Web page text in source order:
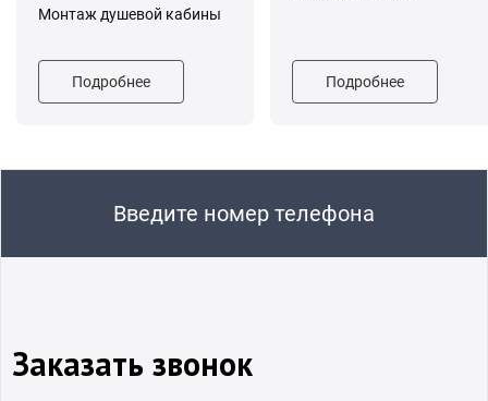
Монтаж душевой кабины
Подробнее Подробнее
Введите номер телефона
Заказать звонок